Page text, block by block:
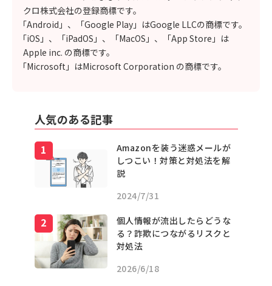
クロ株式会社の登録商標です。
「Android」、「Google Play」はGoogle LLCの商標です。
「iOS」、「iPadOS」、「MacOS」、「App Store」は
Apple inc. の商標です。
「Microsoft」はMicrosoft Corporation の商標です。
人気のある記事
Amazonを装う迷惑メールが
しつこい！対策と対処法を解
説
2024/7/31
個人情報が流出したらどうな
る？詐欺につながるリスクと
対処法
2026/6/18